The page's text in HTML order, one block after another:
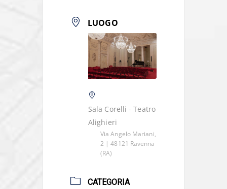
LUOGO
Sala Corelli - Teatro
Alighieri
Via Angelo Mariani,
2 | 48121 Ravenna
(RA)
CATEGORIA